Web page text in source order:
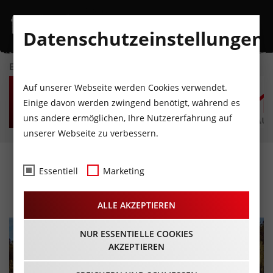
EVENTKALENDER
FR
7
AUGUST
SA
8
AUGUST
SO
9
AUGUST
MO
10
AUGUST
DI
11
AUGUST
Sunset 47 – Swim & Party
26.06.2026 - Beginn 17:00 Uhr
Datenschutzeinstellungen
Auf unserer Webseite werden Cookies verwendet.
Einige davon werden zwingend benötigt, während es
uns andere ermöglichen, Ihre Nutzererfahrung auf
unserer Webseite zu verbessern.
Essentiell Marketing
ALLE AKZEPTIEREN
NUR ESSENTIELLE COOKIES
AKZEPTIEREN